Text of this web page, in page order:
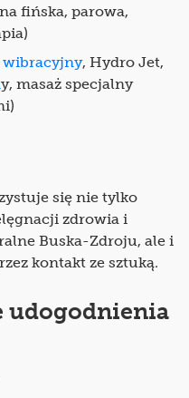
fińska, parowa,
wibracyjny, Hydro Jet,
y, masaż specjalny
się nie tylko
zdrowia i
Buska-Zdroju, ale i
kontakt ze sztuką.
udogodnienia